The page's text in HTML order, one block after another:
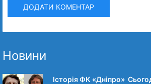
ДОДАТИ КОМЕНТАР
Новини
Історія ФК «Дніпро»